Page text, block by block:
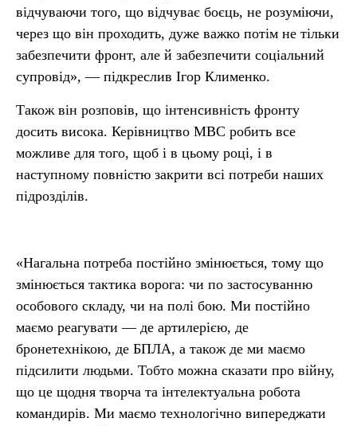
відчуваючи того, що відчуває боєць, не розуміючи,
через що він проходить, дуже важко потім не тільки
забезпечити фронт, але й забезпечити соціальний
супровід», — підкреслив Ігор Клименко.
Також він розповів, що інтенсивність фронту
досить висока. Керівництво МВС робить все
можливе для того, щоб і в цьому році, і в
наступному повністю закрити всі потреби наших
підрозділів.
«Нагальна потреба постійно змінюється, тому що
змінюється тактика ворога: чи по застосуванню
особового складу, чи на полі бою. Ми постійно
маємо реагувати — де артилерією, де
бронетехнікою, де БПЛА, а також де ми маємо
підсилити людьми. Тобто можна сказати про війну,
що це щодня творча та інтелектуальна робота
командирів. Ми маємо технологічно випереджати